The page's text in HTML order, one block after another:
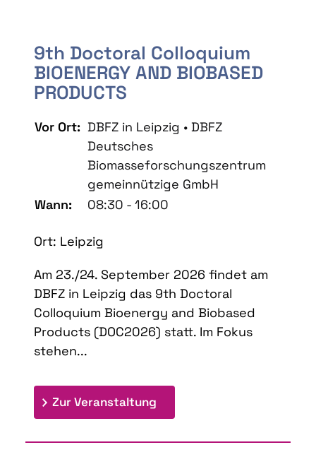
9th Doctoral Colloquium
BIOENERGY AND BIOBASED
PRODUCTS
Vor Ort: DBFZ in Leipzig • DBFZ
Deutsches
Biomasseforschungszentrum
gemeinnützige GmbH
Wann:
08:30 - 16:00
Ort: Leipzig
Am 23./24. September 2026 findet am
DBFZ in Leipzig das 9th Doctoral
Colloquium Bioenergy and Biobased
Products (DOC2026) statt. Im Fokus
stehen...
Zur Veranstaltung